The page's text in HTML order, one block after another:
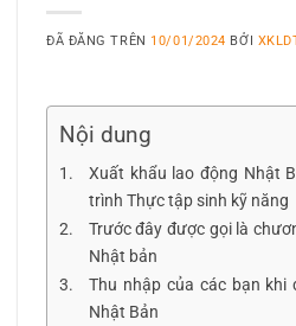
ĐÃ ĐĂNG TRÊN 10/01/2024 BỞI
Nội dung
Xuất khẩu lao động Nhật
trình Thực tập sinh kỹ năng
Trước đây được gọi là
Nhật bản
Thu nhập của các bạn khi
Nhật Bản